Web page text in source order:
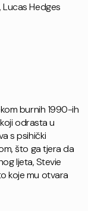
Lucas Hedges
burnih 1990-ih
odrasta u
s psihički
što ga tjera da
ljeta, Stevie
koje mu otvara